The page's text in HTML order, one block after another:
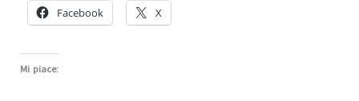
Facebook X
Mi piace: